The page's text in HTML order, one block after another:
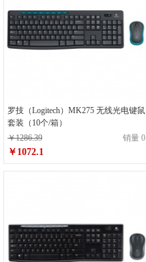
罗技（Logitech）MK275 无线光电键鼠
套装（10个/箱）
￥1286.39
销量 0
￥1072.1